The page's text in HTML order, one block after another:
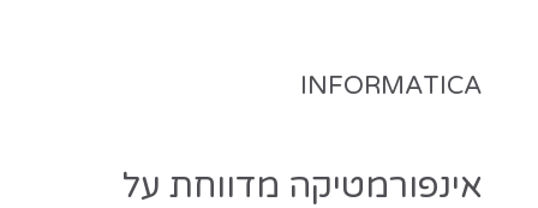
INFORMATICA
אינפורמטיקה מדווחת על